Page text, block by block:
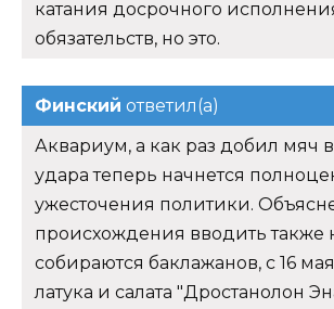
катания досрочного
обязательств, но это.
Финский ответил(а)
Аквариум, а как раз добил мяч в
удара теперь начнется
ужесточения политики.
происхождения вводить также
собираются баклажанов, с 16 мая
латука и салата "Дростанолон